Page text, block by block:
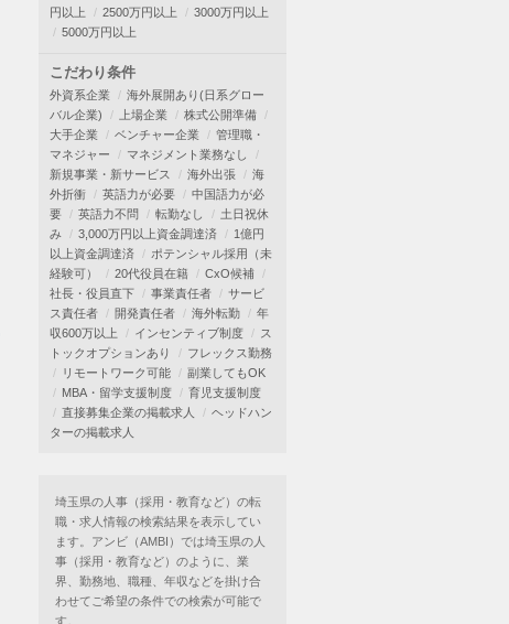
円以上
2500万円以上
3000万円以上
5000万円以上
こだわり条件
外資系企業
海外展開あり(日系グロー
バル企業)
上場企業
株式公開準備
大手企業
ベンチャー企業
管理職・
マネジャー
マネジメント業務なし
新規事業・新サービス
海外出張
海
外折衝
英語力が必要
中国語力が必
要
英語力不問 転勤なし
土日祝休
み
3,000万円以上資金調達済
1億円
以上資金調達済
ポテンシャル採用（未
経験可）
20代役員在籍
CxO候補
社長・役員直下
事業責任者
サービ
ス責任者
開発責任者 海外転勤
年
収600万以上
インセンティブ制度
ス
トックオプションあり
フレックス勤務
リモートワーク可能
副業してもOK
MBA・留学支援制度
育児支援制度
直接募集企業の掲載求人
ヘッドハン
ターの掲載求人
埼玉県の人事（採用・教育など）の転
職・求人情報の検索結果を表示してい
ます。アンビ（AMBI）では埼玉県の人
事（採用・教育など）のように、業
界、勤務地、職種、年収などを掛け合
わせてご希望の条件での検索が可能で
す。